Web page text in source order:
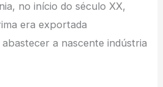
no início do século XX,
era exportada
a nascente indústria